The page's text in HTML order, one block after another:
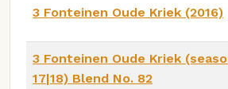
3 Fonteinen Oude Kriek (2016)
3 Fonteinen Oude Kriek
17|18) Blend No. 82